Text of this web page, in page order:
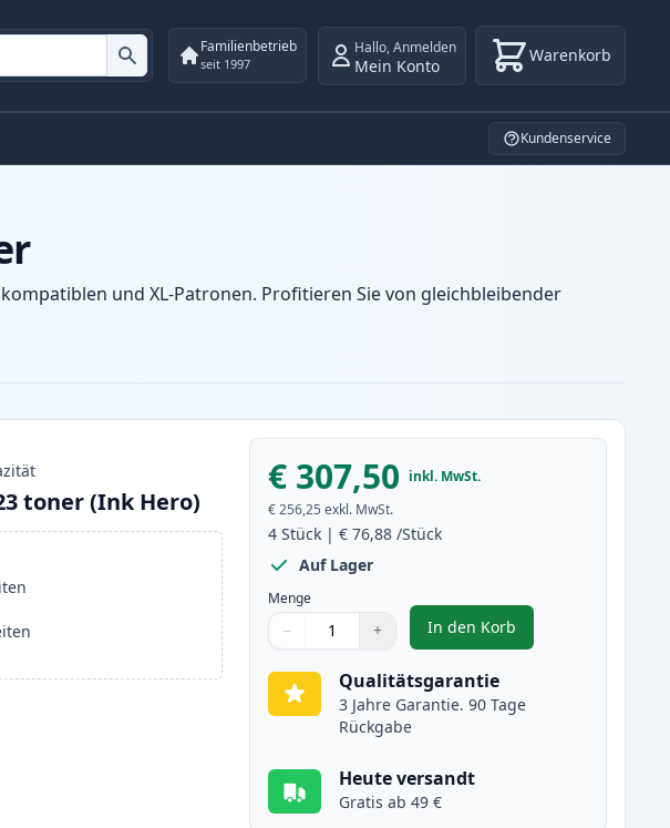
Familienbetrieb
seit 1997
Hallo,Anmelden
Mein Konto Warenkorb
Kundenservice
und XL-Patronen. Profitieren Sie von gleichbleibender
toner (Ink Hero)
€ 307,50 inkl. MwSt.
€ 256,25 exkl. MwSt.
4 Stück |€ 76,88 /Stück
Auf Lager
Menge
Menge
Verwenden Sie die Tasten, um anzupassen
− +
Menge 1
In den Korb
, 4 stück Brother TN-423
Qualitätsgarantie
3 Jahre Garantie. 90 Tage
Rückgabe
Heute versandt
Gratis ab 49 €